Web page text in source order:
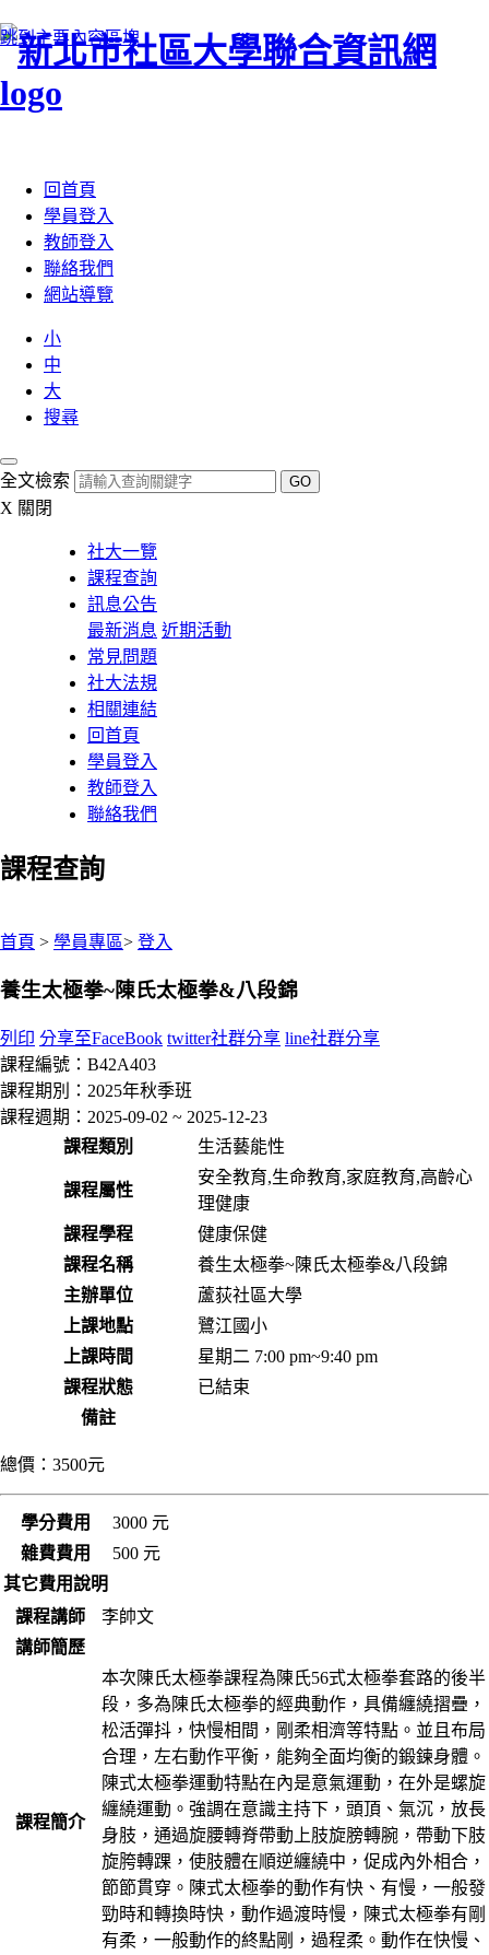
跳到主要內容區塊
回首頁
學員登入
教師登入
聯絡我們
網站導覽
小
中
大
搜尋
全文檢索 GO
X 關閉
社大一覽
課程查詢
訊息公告
最新消息 近期活動
常見問題
社大法規
相關連結
回首頁
學員登入
教師登入
聯絡我們
課程查詢
首頁 > 學員專區> 登入
養生太極拳~陳氏太極拳&八段錦
列印 分享至FaceBook twitter社群分享 line社群分享
課程編號： B42A403
課程期別： 2025年秋季班
課程週期： 2025-09-02 ~ 2025-12-23
課程類別
生活藝能性
課程屬性
安全教育,生命教育,家庭教育,高齡心
理健康
課程學程
健康保健
課程名稱
養生太極拳~陳氏太極拳&八段錦
主辦單位
蘆荻社區大學
上課地點
鷺江國小
上課時間
星期二 7:00 pm~9:40 pm
課程狀態
已結束
備註
總價： 3500元
學分費用
3000 元
雜費費用
500 元
其它費用說明
課程講師
李帥文
講師簡歷
課程簡介
本次陳氏太極拳課程為陳氏56式太極拳套路的後半
段，多為陳氏太極拳的經典動作，具備纏繞摺疊，
松活彈抖，快慢相間，剛柔相濟等特點。並且布局
合理，左右動作平衡，能夠全面均衡的鍛鍊身體。
陳式太極拳運動特點在內是意氣運動，在外是螺旋
纏繞運動。強調在意識主持下，頭頂、氣沉，放長
身肢，通過旋腰轉脊帶動上肢旋膀轉腕，帶動下肢
旋胯轉踝，使肢體在順逆纏繞中，促成內外相合，
節節貫穿。陳式太極拳的動作有快、有慢，一般發
勁時和轉換時快，動作過渡時慢，陳式太極拳有剛
有柔，一般動作的終點剛，過程柔。動作在快慢、